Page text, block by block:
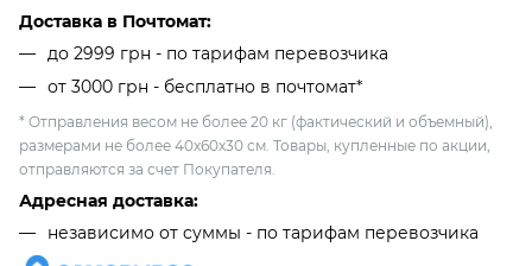
Доставка в Почтомат:
до 2999 грн - по тарифам перевозчика
от 3000 грн - бесплатно в почтомат*
* Отправления весом не более 20 кг (фактический и объемный),
размерами не более 40х60х30 см. Товары, купленные по акции,
отправляются за счет Покупателя.
Адресная доставка:
независимо от cуммы - по тарифам перевозчика